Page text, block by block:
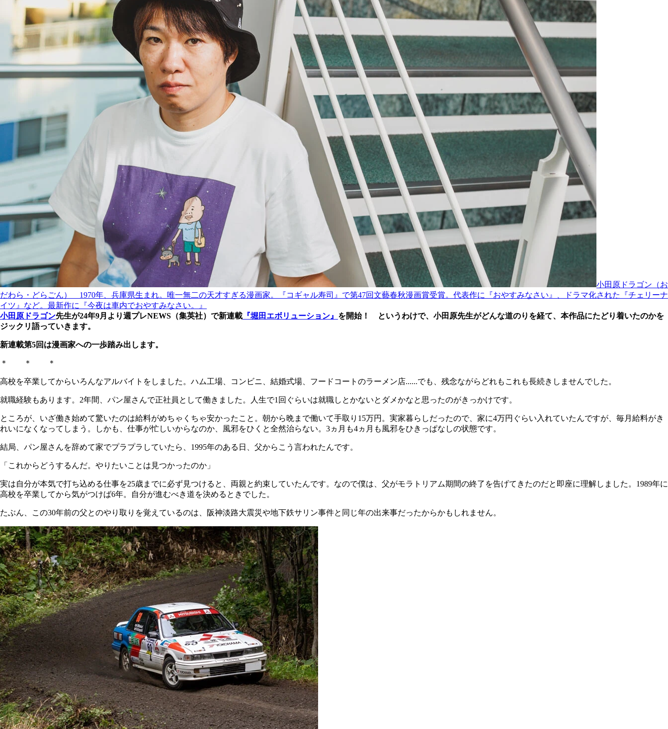
小田原ドラゴン（お
だわら・どらごん） 1970年、兵庫県生まれ。唯一無二の天才すぎる漫画家。『コギャル寿司』で第47回文藝春秋漫画賞受賞。代表作に『おやすみなさい』、ドラマ化された『チェリーナ
イツ』など。最新作に『今夜は車内でおやすみなさい。』
小田原ドラゴン先生が24年9月より週プレNEWS（集英社）で新連載 『堀田エボリューション』 を開始！ というわけで、小田原先生がどんな道のりを経て、本作品にたどり着いたのかを
ジックリ語っていきます。
新連載第5回は漫画家への一歩踏み出します。
＊ ＊ ＊
高校を卒業してからいろんなアルバイトをしました。ハム工場、コンビニ、結婚式場、フードコートのラーメン店......でも、残念ながらどれもこれも長続きしませんでした。
就職経験もあります。2年間、パン屋さんで正社員として働きました。人生で1回ぐらいは就職しとかないとダメかなと思ったのがきっかけです。
ところが、いざ働き始めて驚いたのは給料がめちゃくちゃ安かったこと。朝から晩まで働いて手取り15万円。実家暮らしだったので、家に4万円ぐらい入れていたんですが、毎月給料がき
れいになくなってしまう。しかも、仕事が忙しいからなのか、風邪をひくと全然治らない。3ヵ月も4ヵ月も風邪をひきっぱなしの状態です。
結局、パン屋さんを辞めて家でプラプラしていたら、1995年のある日、父からこう言われたんです。
「これからどうするんだ。やりたいことは見つかったのか」
実は自分が本気で打ち込める仕事を25歳までに必ず見つけると、両親と約束していたんです。なので僕は、父がモラトリアム期間の終了を告げてきたのだと即座に理解しました。1989年に
高校を卒業してから気がつけば6年。自分が進むべき道を決めるときでした。
たぶん、この30年前の父とのやり取りを覚えているのは、阪神淡路大震災や地下鉄サリン事件と同じ年の出来事だったからかもしれません。